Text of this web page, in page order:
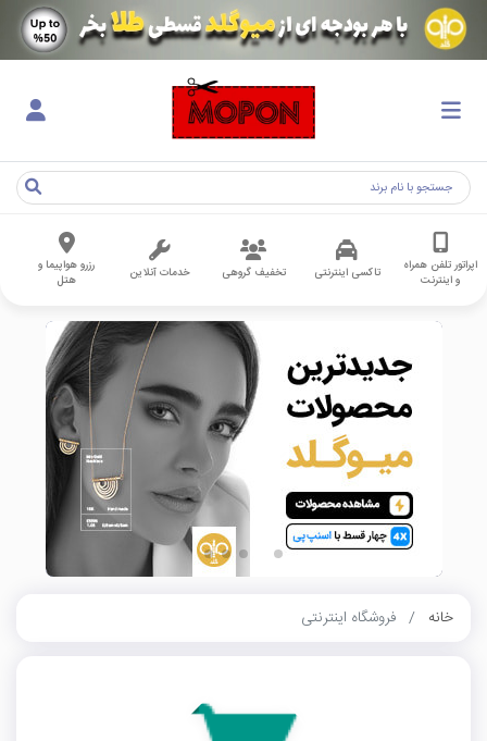
اپراتور تلفن همراه
و اینترنت
تاکسی اینترنتی تخفیف گروهی خدمات آنلاین
رزرو هواپیما و
هتل
خانه فروشگاه اینترنتی